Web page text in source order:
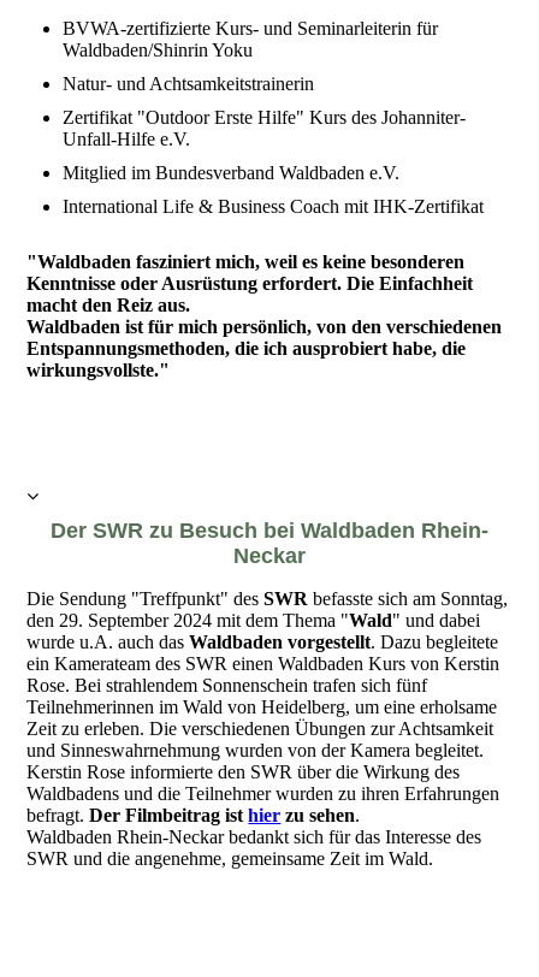
BVWA-zertifizierte Kurs- und Seminarleiterin für
Waldbaden/Shinrin Yoku
Natur- und Achtsamkeitstrainerin
Zertifikat "Outdoor Erste Hilfe" Kurs des Johanniter-
Unfall-Hilfe e.V.
Mitglied im Bundesverband Waldbaden e.V.
International Life & Business Coach mit IHK-Zertifikat
"Waldbaden fasziniert mich, weil es keine besonderen
Kenntnisse oder Ausrüstung erfordert. Die Einfachheit
macht den Reiz aus.
Waldbaden ist für mich persönlich, von den verschiedenen
Entspannungsmethoden, die ich ausprobiert habe, die
wirkungsvollste."
Der SWR zu Besuch bei Waldbaden Rhein-
Neckar
Die Sendung "Treffpunkt" desSWR befasste sich am Sonntag,
den 29. September 2024 mit dem Thema "Wald" und dabei
wurde u.A. auch dasWaldbaden vorgestellt. Dazu begleitete
ein Kamerateam des SWR einen Waldbaden Kurs von Kerstin
Rose. Bei strahlendem Sonnenschein trafen sich fünf
Teilnehmerinnen im Wald von Heidelberg, um eine erholsame
Zeit zu erleben. Die verschiedenen Übungen zur Achtsamkeit
und Sinneswahrnehmung wurden von der Kamera begleitet.
Kerstin Rose informierte den SWR über die Wirkung des
Waldbadens und die Teilnehmer wurden zu ihren Erfahrungen
befragt.Der Filmbeitrag isthier zu sehen.
Waldbaden Rhein-Neckar bedankt sich für das Interesse des
SWR und die angenehme, gemeinsame Zeit im Wald.